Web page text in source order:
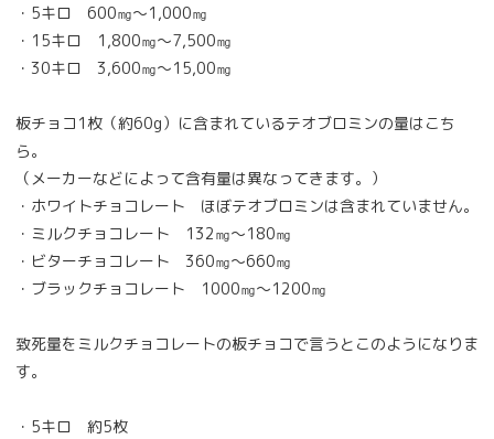
・5キロ 600㎎～1,000㎎
・15キロ 1,800㎎～7,500㎎
・30キロ 3,600㎎～15,00㎎
板チョコ1枚（約60g）に含まれているテオブロミンの量はこち
ら。
（メーカーなどによって含有量は異なってきます。）
・ホワイトチョコレート ほぼテオブロミンは含まれていません。
・ミルクチョコレート 132㎎～180㎎
・ビターチョコレート 360㎎～660㎎
・ブラックチョコレート 1000㎎～1200㎎
致死量をミルクチョコレートの板チョコで言うとこのようになりま
す。
・5キロ 約5枚